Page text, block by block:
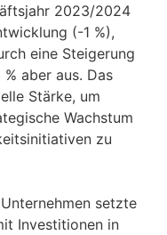
2023/2024
(-1 %),
eine Steigerung
aber aus. Das
Stärke, um
Wachstum
zu
setzte
Investitionen in